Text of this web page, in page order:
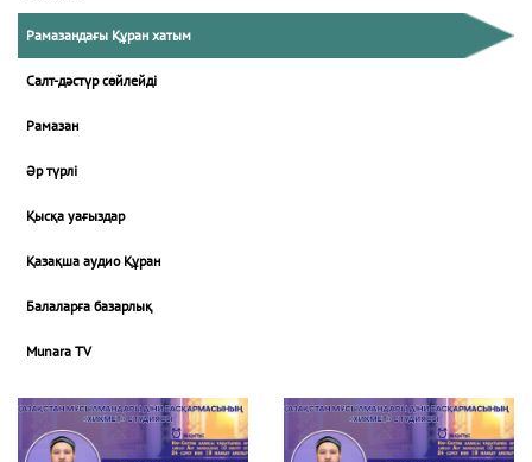
Рамазандағы Құран хатым
Салт-дәстүр сөйлейді
Рамазан
Әр түрлі
Қысқа уағыздар
Қазақша аудио Құран
Балаларға базарлық
Munara TV